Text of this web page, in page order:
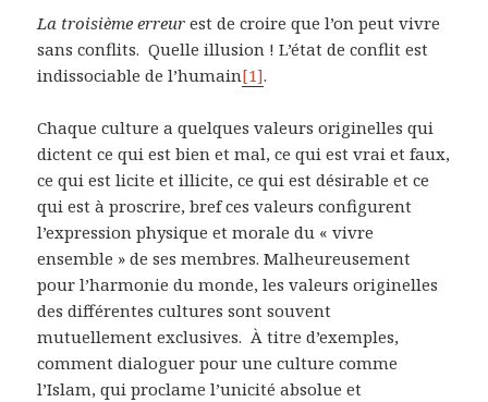
La troisième erreur est de croire que l’on peut vivre
sans conflits. Quelle illusion ! L’état de conflit est
indissociable de l’humain[1].
Chaque culture a quelques valeurs originelles qui
dictent ce qui est bien et mal, ce qui est vrai et faux,
ce qui est licite et illicite, ce qui est désirable et ce
qui est à proscrire, bref ces valeurs configurent
l’expression physique et morale du « vivre
ensemble » de ses membres. Malheureusement
pour l’harmonie du monde, les valeurs originelles
des différentes cultures sont souvent
mutuellement exclusives. À titre d’exemples,
comment dialoguer pour une culture comme
l’Islam, qui proclame l’unicité absolue et